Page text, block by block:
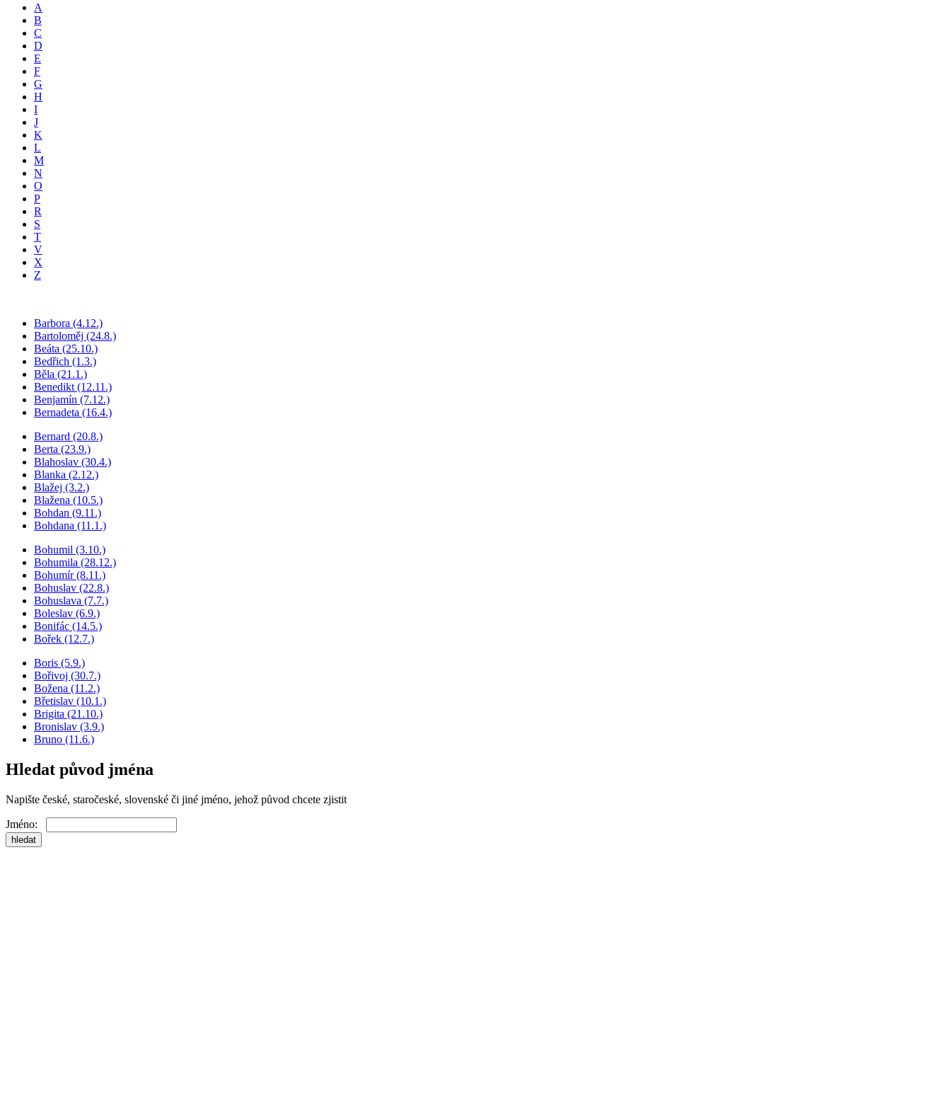
A
B
C
D
E
F
G
H
I
J
K
L
M
N
O
P
R
S
T
V
X
Z
Barbora (4.12.)
Bartoloměj (24.8.)
Beáta (25.10.)
Bedřich (1.3.)
Běla (21.1.)
Benedikt (12.11.)
Benjamín (7.12.)
Bernadeta (16.4.)
Bernard (20.8.)
Berta (23.9.)
Blahoslav (30.4.)
Blanka (2.12.)
Blažej (3.2.)
Blažena (10.5.)
Bohdan (9.11.)
Bohdana (11.1.)
Bohumil (3.10.)
Bohumila (28.12.)
Bohumír (8.11.)
Bohuslav (22.8.)
Bohuslava (7.7.)
Boleslav (6.9.)
Bonifác (14.5.)
Bořek (12.7.)
Boris (5.9.)
Bořivoj (30.7.)
Božena (11.2.)
Břetislav (10.1.)
Brigita (21.10.)
Bronislav (3.9.)
Bruno (11.6.)
Hledat původ jména
Napište české, staročeské, slovenské či jiné jméno, jehož původ chcete zjistit
Jméno: